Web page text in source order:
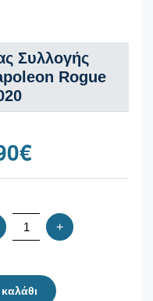
Συλλογής
Rogue
€
+